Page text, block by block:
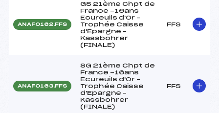
ANAF0162.FFS
GS 21ème Chpt de
France -16ans
Ecureuils d'Or –
Trophée Caisse
d'Epargne –
Kassbohrer
(FINALE)
FFS
ANAF0163.FFS
SG 21ème Chpt de
France -16ans
Ecureuils d'Or –
Trophée Caisse
d'Epargne –
Kassbohrer
(FINALE)
FFS